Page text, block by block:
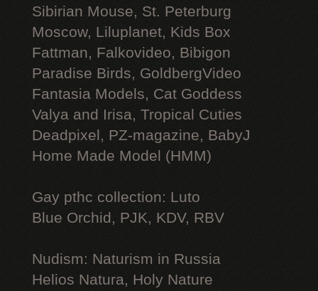
Sibirian Mouse, St. Peterburg
Moscow, Liluplanet, Kids Box
Fattman, Falkovideo, Bibigon
Paradise Birds, GoldbergVideo
Fantasia Models, Cat Goddess
Valya and Irisa, Tropical Cuties
Deadpixel, PZ-magazine, BabyJ
Home Made Model (HMM)
Gay рthс collection: Luto
Blue Orchid, PJK, KDV, RBV
Nudism: Naturism in Russia
Helios Natura, Holy Nature